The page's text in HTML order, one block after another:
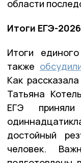
области
Итоги ЕГЭ-2026
Итоги
также
Как
Татьяна
ЕГЭ
достойный
человек.